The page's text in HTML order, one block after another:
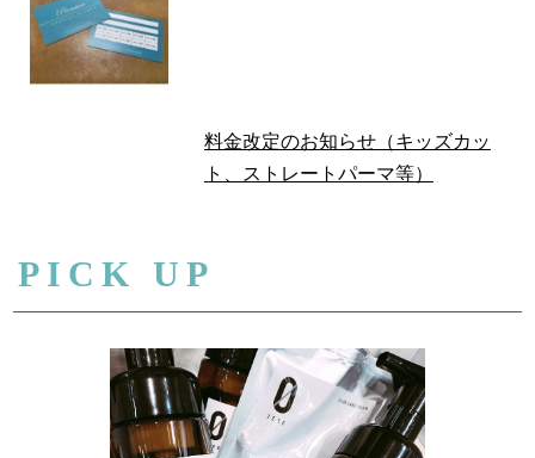
料金改定のお知らせ（キッズカッ
ト、ストレートパーマ等）
PICK UP